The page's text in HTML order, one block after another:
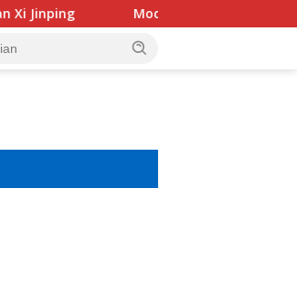
Modifikasi Ayla Vintage dan Gran Max Retro